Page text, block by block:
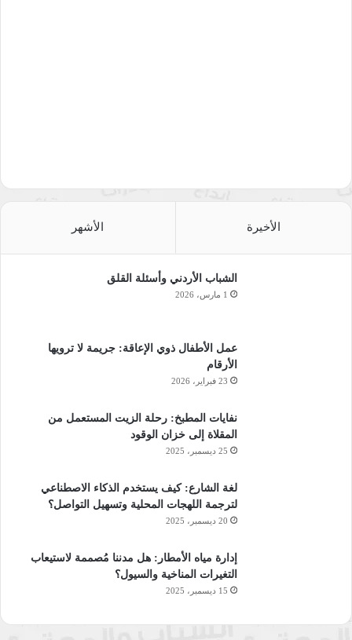
الأخيرة الأشهر
الشباب الأردني وأسئلة القلق
1 مارس، 2026
عمل الأطفال ذوي الإعاقة: جريمة لا ترويها
الأرقام
23 فبراير، 2026
نفايات المطبخ: رحلة الزيت المستعمل من
المقلاة إلى خزان الوقود
25 ديسمبر، 2025
لغة الشارع: كيف يستخدم الذكاء الاصطناعي
لترجمة اللهجات المحلية وتسهيل التواصل؟
20 ديسمبر، 2025
إدارة مياه الأمطار: هل مدننا مُصممة لاستيعاب
التغيرات المناخية والسيول؟
15 ديسمبر، 2025